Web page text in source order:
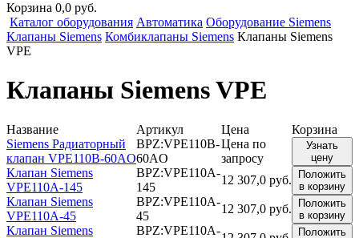
Корзина 0,0 руб.
Каталог оборудования Автоматика Оборудование Siemens
Клапаны Siemens Комбиклапаны Siemens Клапаны Siemens
VPE
Клапаны Siemens VPE
Название Артикул Цена
Корзина
Siemens Радиаторный
клапан VPE110B-60AO
BPZ:VPE110B-
60AO
Цена по
запросу
Узнать
цену
Клапан Siemens
VPE110A-145
BPZ:VPE110A-
145
12 307,0 руб.
Положить
в корзину
Клапан Siemens
VPE110A-45
BPZ:VPE110A-
45
12 307,0 руб.
Положить
в корзину
Клапан Siemens
BPZ:VPE110A-
Положить